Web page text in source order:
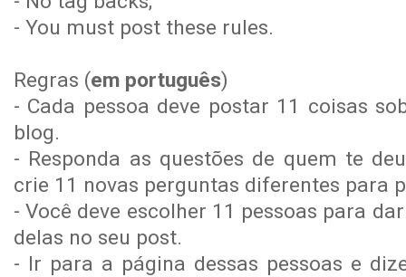
- You must post these rules.
Regras (em português)
- Cada pessoa deve postar 11 coisas
blog.
- Responda as questões de quem te
crie 11 novas perguntas diferentes para
- Você deve escolher 11 pessoas para
delas no seu post.
- Ir para a página dessas pessoas e